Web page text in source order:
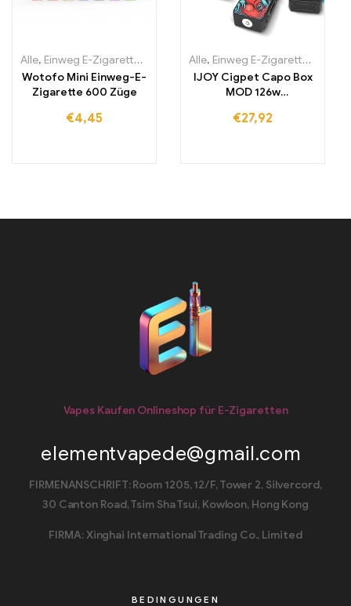
Alle, Einweg E-Zigaretten Einweg-E-Zigaretten Irland,Einweg-E-
Wotofo Mini Einweg-E-
Zigarette 600 Züge
€4,45
Alle, Einweg E-Zigaretten
IJOY Cigpet Capo Box
MOD 126w
Vape E-Zigarette
€27,92
Vapes Kaufen Onlineshop für E-Zigaretten
elementvapede@gmail.com
FIRMENANSCHRIFT: Room 1205, 12/F, Tower 2, Silvercord,
30 Canton Road, Tsim Sha Tsui, Kowloon, Hong Kong
FIRMA: Xinghai International Trading Co., Limited
BEDINGUNGEN